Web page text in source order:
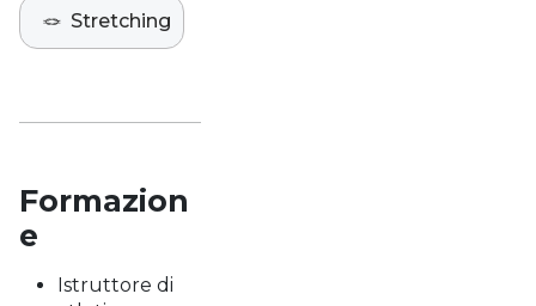
🪢 Stretching
Formazion
e
Istruttore di